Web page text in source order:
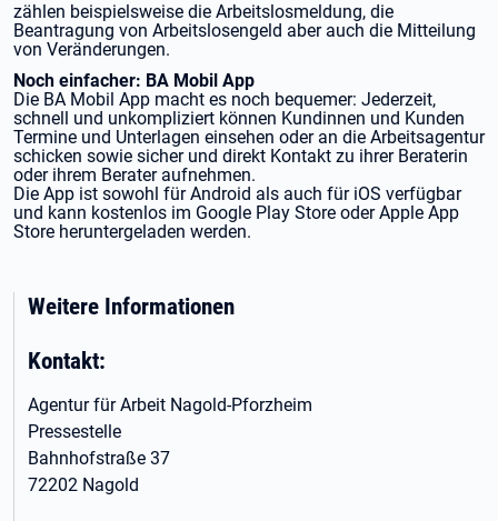
zählen beispielsweise die Arbeitslosmeldung, die
Beantragung von Arbeitslosengeld aber auch die Mitteilung
von Veränderungen.
Noch einfacher: BA Mobil App
Die BA Mobil App macht es noch bequemer: Jederzeit,
schnell und unkompliziert können Kundinnen und Kunden
Termine und Unterlagen einsehen oder an die Arbeitsagentur
schicken sowie sicher und direkt Kontakt zu ihrer Beraterin
oder ihrem Berater aufnehmen.
Die App ist sowohl für Android als auch für iOS verfügbar
und kann kostenlos im Google Play Store oder Apple App
Store heruntergeladen werden.
Weitere Informationen
Kontakt:
Agentur für Arbeit Nagold-Pforzheim
Pressestelle
Bahnhofstraße 37
72202 Nagold